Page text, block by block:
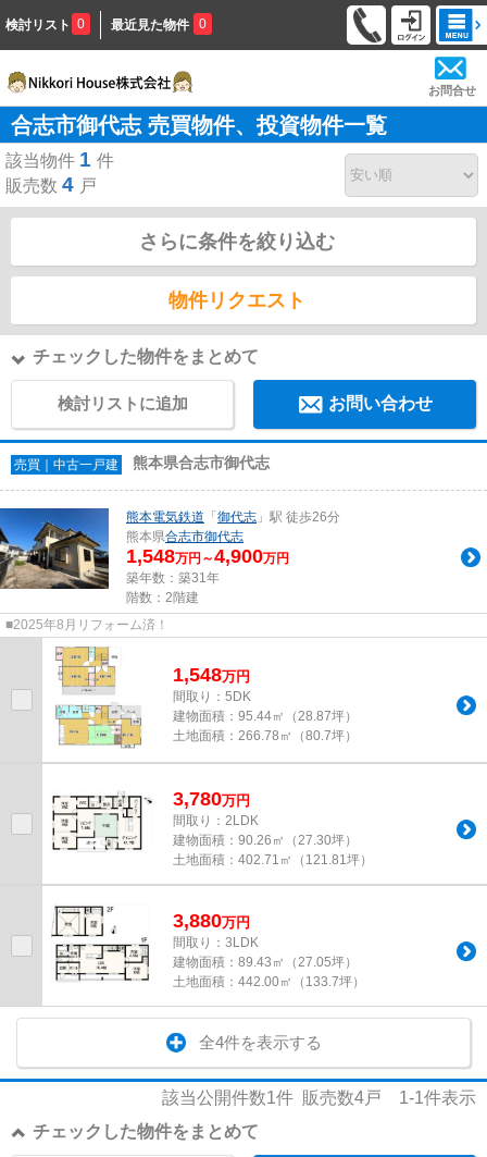
検討リスト 0 最近見た物件 0
お問合せ
合志市御代志 売買物件、投資物件一覧
該当物件 1 件
販売数 4 戸
さらに条件を絞り込む
物件リクエスト
チェックした物件をまとめて
検討リストに追加 お問い合わせ
売買｜中古一戸建 熊本県合志市御代志
熊本電気鉄道 「 御代志 」駅 徒歩26分
熊本県合志市御代志
1,548万円～4,900万円
築年数：築31年
階数：2階建
■2025年8月リフォーム済！
1,548万円
間取り：5DK
建物面積： 95.44㎡（28.87坪）
土地面積： 266.78㎡（80.7坪）
3,780万円
間取り：2LDK
建物面積： 90.26㎡（27.30坪）
土地面積： 402.71㎡（121.81坪）
3,880万円
間取り：3LDK
建物面積： 89.43㎡（27.05坪）
土地面積： 442.00㎡（133.7坪）
全4件を表示する
該当公開件数1件 販売数4戸 1-1件表示
チェックした物件をまとめて